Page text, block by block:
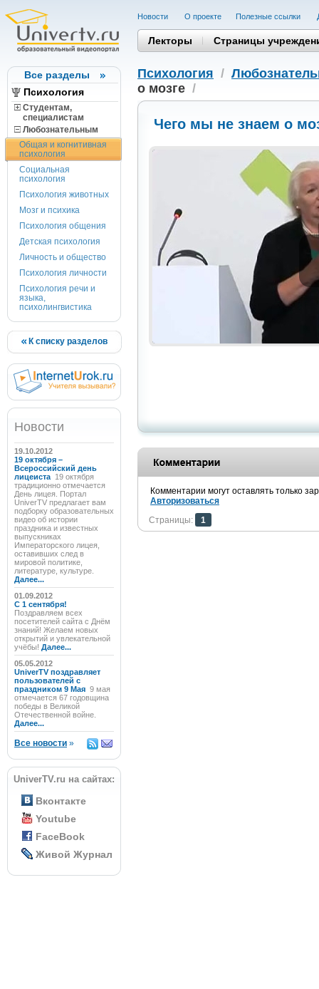
Все разделы
Психология
Студентам,
cпециалистам
Любознательным
Общая и когнитивная
психология
Социальная
психология
Психология животных
Мозг и психика
Психология общения
Детская психология
Личность и общество
Психология личности
Психология речи и
языка,
психолингвистика
К списку разделов
Новости
19.10.2012
19 октября –
Всероссийский день
лицеиста 19 октября
традиционно отмечается
День лицея. Портал
UniverTV предлагает вам
подборку образовательных
видео об истории
праздника и известных
выпускниках
Императорского лицея,
оставивших след в
мировой политике,
литературе, культуре.
Далее...
01.09.2012
C 1 сентября!
Поздравляем всех
посетителей сайта с Днём
знаний! Желаем новых
открытий и увлекательной
учёбы! Далее...
05.05.2012
UniverTV поздравляет
пользователей с
праздником 9 Мая 9 мая
отмечается 67 годовщина
победы в Великой
Отечественной войне.
Далее...
Все новости »
UniverTV.ru на сайтах:
Вконтакте
Youtube
FaceBook
Живой Журнал
Новости О проекте Полезные cсылки
Лекторы Страницы
Психология /
о мозге /
Чего мы не знаем о
Комментарии могут оставлять только
Авторизоваться
Страницы:
1